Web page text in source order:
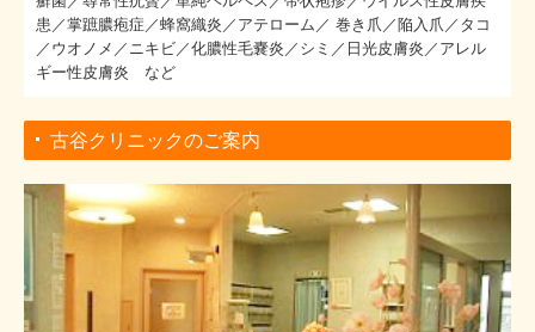
患／掌蹠膿疱症／蜂窩織炎／アテローム／ 巻き爪／陥入爪／タコ
／ウオノメ／ニキビ／化膿性毛嚢炎／シミ／日光皮膚炎／アレル
ギー性皮膚炎 など
古谷クリニックのご案内